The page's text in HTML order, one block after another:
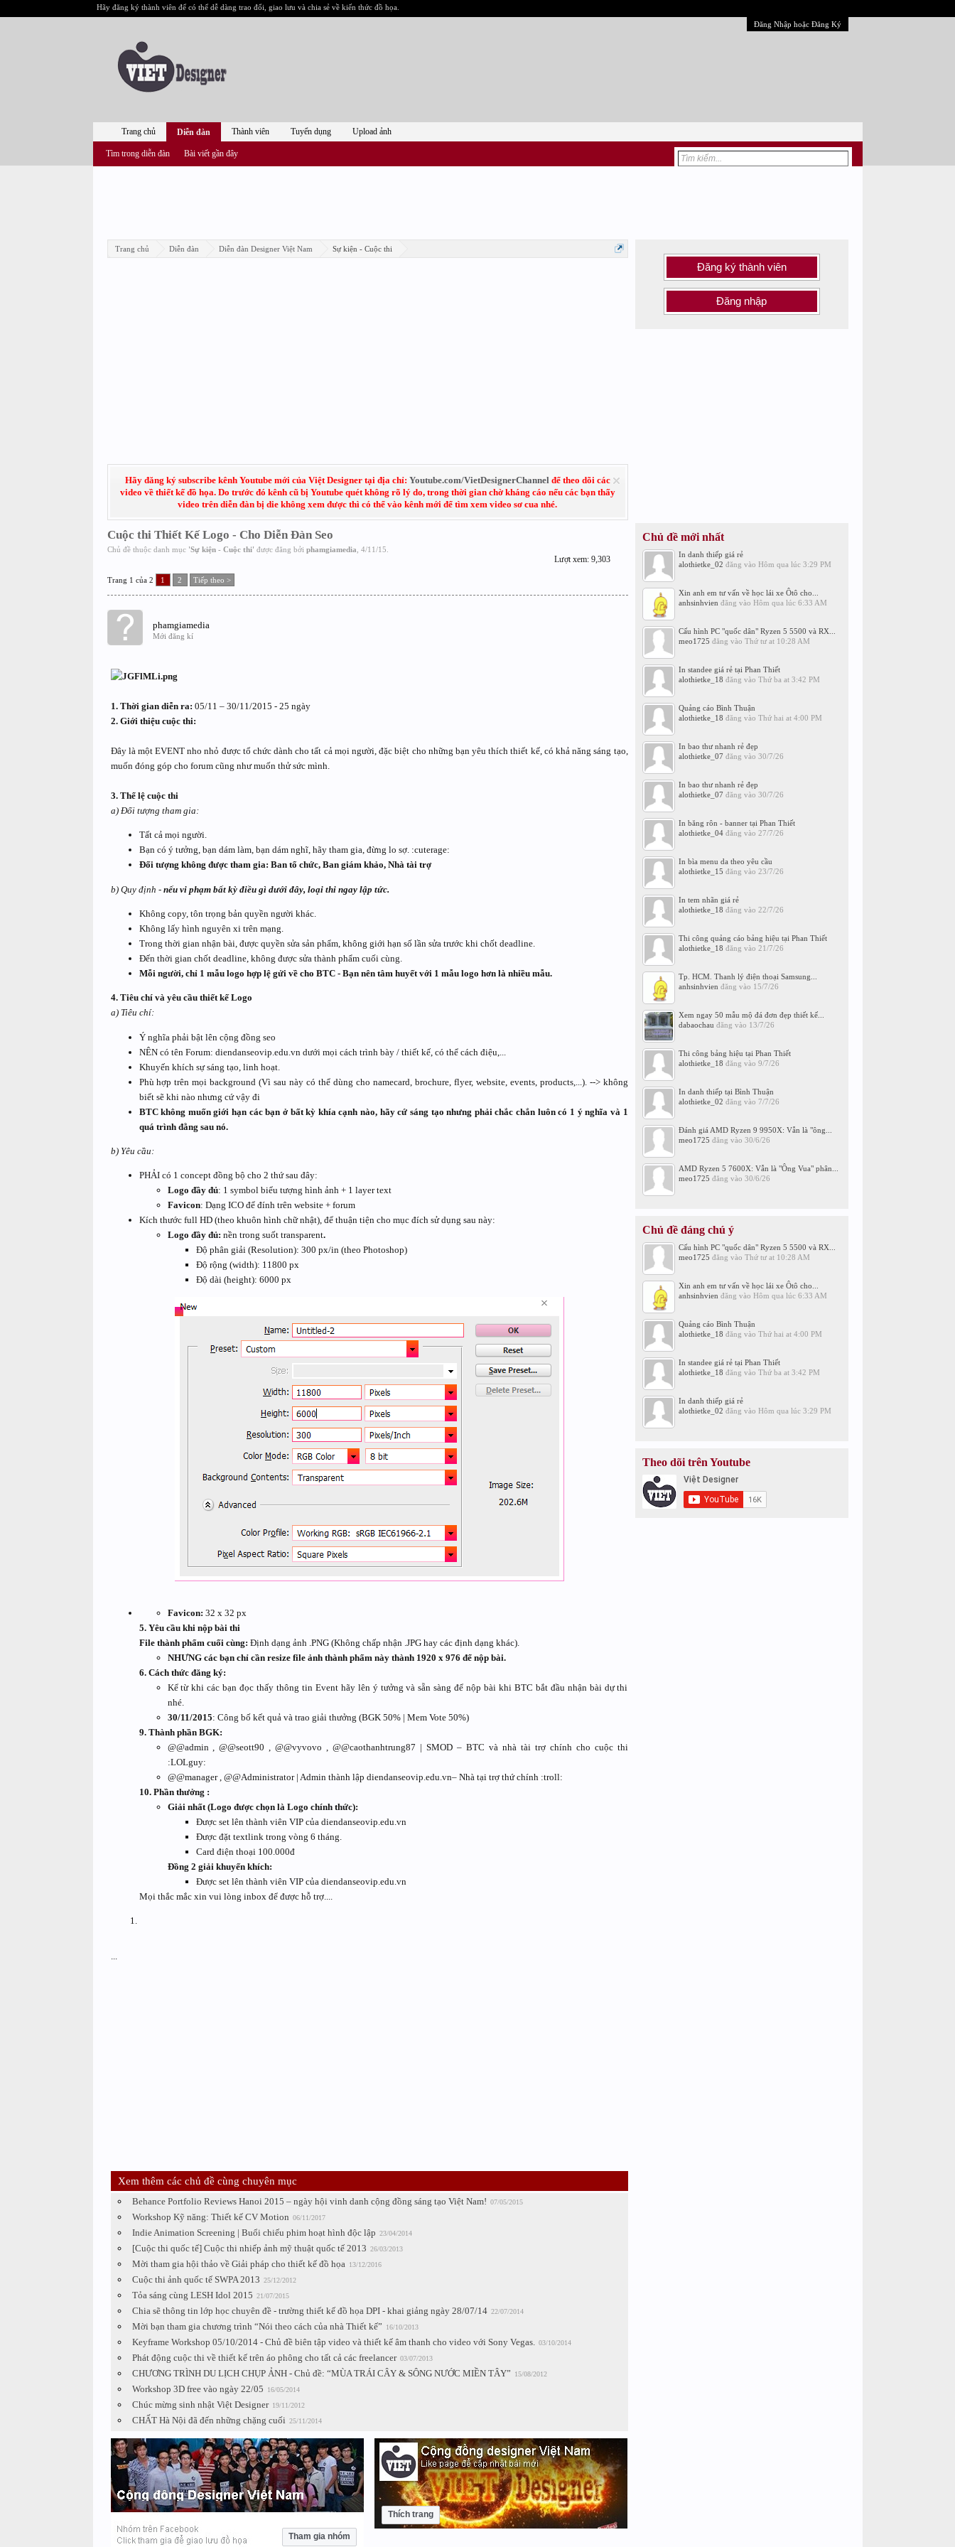
Hãy đăng ký thành viên để có thể dễ dàng trao đổi, giao lưu và chia sẻ về kiến thức đồ họa.
Đăng Nhập hoặc Đăng Ký
Trang chủ Diễn đàn Diễn đàn Designer Việt Nam Sự kiện - Cuộc thi
Hãy đăng ký subscribe kênh Youtube mới của Việt Designer tại địa chỉ: Youtube.com/VietDesignerChannelđể theo dõi các
video về thiết kế đồ họa. Do trước đó kênh cũ bị Youtube quét không rõ lý do, trong thời gian chờ kháng cáo nếu các bạn thấy
video trên diễn đàn bị die không xem được thì có thể vào kênh mới để tìm xem video sơ cua nhé.
Cuộc thi Thiết Kế Logo - Cho Diễn Đàn Seo
Chủ đề thuộc danh mục 'Sự kiện - Cuộc thi' được đăng bởi phamgiamedia 4/11/15
Lượt xem: 9,303
Trang 1 của 2 1 2 Tiếp theo >
phamgiamedia
Mới đăng kí
1. Thời gian diễn ra: 05/11 – 30/11/2015 - 25 ngày
2. Giới thiệu cuộc thi:
Đây là một EVENT nho nhỏ được tổ chức dành cho tất cả mọi người, đặc biệt cho những bạn yêu thích thiết kế, có khả năng sáng tạo,
muốn đóng góp cho forum cũng như muốn thử sức mình.
3. Thể lệ cuộc thi
a) Đối tượng tham gia:
Tất cả mọi người.
Bạn có ý tưởng, bạn dám làm, bạn dám nghĩ, hãy tham gia, đừng lo sợ. :cuterage:
Đối tượng không được tham gia: Ban tổ chức, Ban giám khảo, Nhà tài trợ
b) Quy định - nếu vi phạm bất kỳ điều gì dưới đây, loại thi ngay lập tức.
Không copy, tôn trọng bản quyền người khác.
Không lấy hình nguyên xi trên mạng.
Trong thời gian nhận bài, được quyền sửa sản phẩm, không giới hạn số lần sửa trước khi chốt deadline.
Đến thời gian chốt deadline, không được sửa thành phẩm cuối cùng.
Mỗi người, chỉ 1 mẫu logo hợp lệ gửi về cho BTC - Bạn nên tâm huyết với 1 mẫu logo hơn là nhiều mẫu.
4. Tiêu chí và yêu cầu thiết kế Logo
a) Tiêu chí:
Ý nghĩa phải bật lên cộng đồng seo
NÊN có tên Forum: diendanseovip.edu.vn dưới mọi cách trình bày / thiết kế, có thể cách điệu,...
Khuyến khích sự sáng tạo, linh hoạt.
Phù hợp trên mọi background (Vì sau này có thể dùng cho namecard, brochure, flyer, website, events, products,...). --> không
biết sẽ khi nào nhưng cứ vậy đi
BTC không muốn giới hạn các bạn ở bất kỳ khía cạnh nào, hãy cứ sáng tạo nhưng phải chắc chắn luôn có 1 ý nghĩa và 1
quá trình đằng sau nó.
b) Yêu cầu:
PHẢI có 1 concept đồng bộ cho 2 thứ sau đây:
Logo đầy đủ: 1 symbol biểu tượng hình ảnh + 1 layer text
Favicon: Dạng ICO để đính trên website + forum
Kích thước full HD (theo khuôn hình chữ nhật), để thuận tiện cho mục đích sử dụng sau này:
Logo đầy đủ: nền trong suốt transparent.
Độ phân giải (Resolution): 300 px/in (theo Photoshop)
Độ rộng (width): 11800 px
Độ dài (height): 6000 px
Favicon: 32 x 32 px
5. Yêu cầu khi nộp bài thi
File thành phẩm cuối cùng: Định dạng ảnh .PNG (Không chấp nhận .JPG hay các định dạng khác).
NHƯNG các bạn chỉ cần resize file ảnh thành phẩm này thành 1920 x 976 để nộp bài.
6. Cách thức đăng ký:
Kể từ khi các bạn đọc thấy thông tin Event hãy lên ý tưởng và sẵn sàng để nộp bài khi BTC bắt đầu nhận bài dự thi
nhé.
30/11/2015: Công bố kết quả và trao giải thưởng (BGK 50% | Mem Vote 50%)
9. Thành phần BGK:
@@admin , @@seott90 , @@vyvovo , @@caothanhtrung87 | SMOD – BTC và nhà tài trợ chính cho cuộc thi
:LOLguy:
@@manager , @@Administrator | Admin thành lập diendanseovip.edu.vn– Nhà tại trợ thứ chính :troll:
10. Phần thưởng :
Giải nhất (Logo được chọn là Logo chính thức):
Được set lên thành viên VIP của diendanseovip.edu.vn
Được đặt textlink trong vòng 6 tháng.
Card điện thoại 100.000đ
Đồng 2 giải khuyến khích:
Được set lên thành viên VIP của diendanseovip.edu.vn
Mọi thắc mắc xin vui lòng inbox để được hỗ trợ....
Xem thêm các chủ đề cùng chuyên mục
Behance Portfolio Reviews Hanoi 2015 – ngày hội vinh danh cộng đồng sáng tạo Việt Nam! 07/05/2015
Workshop Kỹ năng: Thiết kế CV Motion 06/11/2017
Indie Animation Screening | Buổi chiếu phim hoạt hình độc lập 23/04/2014
[Cuộc thi quốc tế] Cuộc thi nhiếp ảnh mỹ thuật quốc tế 2013 26/03/2013
Mời tham gia hội thảo về Giải pháp cho thiết kế đồ họa 13/12/2016
Cuộc thi ảnh quốc tế SWPA 2013 25/12/2012
Tỏa sáng cùng LESH Idol 2015 21/07/2015
Chia sẽ thông tin lớp học chuyên đề - trường thiết kế đồ họa DPI - khai giảng ngày 28/07/14 22/07/2014
Mời bạn tham gia chương trình “Nói theo cách của nhà Thiết kế” 16/10/2013
Keyframe Workshop 05/10/2014 - Chủ đề biên tập video và thiết kế âm thanh cho video với Sony Vegas. 03/10/2014
Phát động cuộc thi về thiết kế trên áo phông cho tất cả các freelancer 03/07/2013
CHƯƠNG TRÌNH DU LỊCH CHỤP ẢNH - Chủ đề: “MÙA TRÁI CÂY & SÔNG NƯỚC MIỀN TÂY” 15/08/2012
Workshop 3D free vào ngày 22/05 16/05/2014
Chúc mừng sinh nhật Việt Designer 19/11/2012
CHẤT Hà Nội đã đến những chặng cuối 25/11/2014
Tham gia nhóm
Thích trang
Đăng ký thành viên
Đăng nhập
Chủ đề mới nhất
In danh thiếp giá rẻ
alothietke_02 đăng vào Hôm qua lúc 3:29 PM
Xin anh em tư vấn về học lái xe Ôtô cho...
anhsinhvien đăng vào Hôm qua lúc 6:33 AM
Cấu hình PC "quốc dân" Ryzen 5 5500 và RX...
meo1725 đăng vào Thứ tư at 10:28 AM
In standee giá rẻ tại Phan Thiết
alothietke_18 đăng vào Thứ ba at 3:42 PM
Quảng cáo Bình Thuận
alothietke_18 đăng vào Thứ hai at 4:00 PM
In bao thư nhanh rẻ đẹp
alothietke_07 đăng vào 30/7/26
In bao thư nhanh rẻ đẹp
alothietke_07 đăng vào 30/7/26
In băng rôn - banner tại Phan Thiết
alothietke_04đăng vào 27/7/26
In bìa menu da theo yêu cầu
alothietke_15 đăng vào 23/7/26
In tem nhãn giá rẻ
alothietke_18 đăng vào 22/7/26
Thi công quảng cáo bảng hiệu tại Phan Thiết
alothietke_18 đăng vào 21/7/26
Tp. HCM. Thanh lý điện thoại Samsung...
anhsinhvien đăng vào 15/7/26
Xem ngay 50 mẫu mộ đá đơn đẹp thiết kế...
dabaochau đăng vào 13/7/26
Thi công bảng hiệu tại Phan Thiết
alothietke_18 đăng vào 9/7/26
In danh thiếp tại Bình Thuận
alothietke_02 đăng vào 7/7/26
Đánh giá AMD Ryzen 9 9950X: Vẫn là "ông...
meo1725 đăng vào 30/6/26
AMD Ryzen 5 7600X: Vẫn là "Ông Vua" phân...
meo1725 đăng vào 30/6/26
Chủ đề đáng chú ý
Cấu hình PC "quốc dân" Ryzen 5 5500 và RX...
meo1725 đăng vào Thứ tư at 10:28 AM
Xin anh em tư vấn về học lái xe Ôtô cho...
anhsinhvien đăng vào Hôm qua lúc 6:33 AM
Quảng cáo Bình Thuận
alothietke_18 đăng vào Thứ hai at 4:00 PM
In standee giá rẻ tại Phan Thiết
alothietke_18 đăng vào Thứ ba at 3:42 PM
In danh thiếp giá rẻ
alothietke_02 đăng vào Hôm qua lúc 3:29 PM
Theo dõi trên Youtube
Trang chủ Diễn đàn
Tìm trong diễn đàn Bài viết gần đây
Thành viên Tuyển dụng Upload ảnh